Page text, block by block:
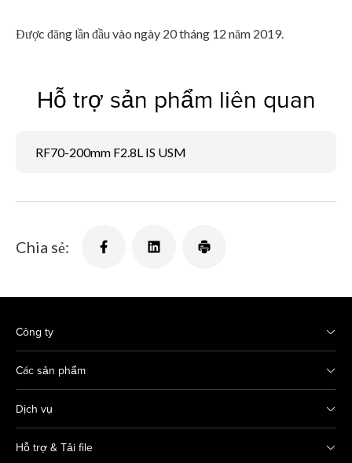
Được đăng lần đầu vào ngày 20 tháng 12 năm 2019.
Hỗ trợ sản phẩm liên quan
RF70-200mm F2.8L IS USM
Chia sẻ:
Công ty
Các sản phẩm
Dịch vụ
Hỗ trợ & Tải file